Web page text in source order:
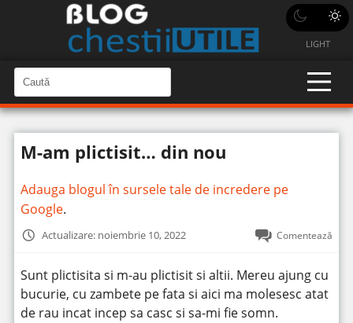
LIGHT
a
u
t
n
C
a
u
n
t
M-am plictisit… din nou
Adauga blogul în sursele tale de incredere pe
Google.
Actualizare: noiembrie 10, 2022 Comentează
Sunt plictisita si m-au plictisit si altii. Mereu ajung cu
bucurie, cu zambete pe fata si aici ma molesesc atat
de rau incat incep sa casc si sa-mi fie somn.